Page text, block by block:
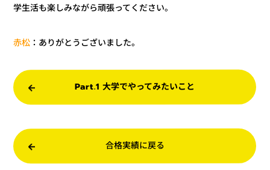
学生活も楽しみながら頑張ってください。
赤松 ：ありがとうございました。
Part.1 大学でやってみたいこと
合格実績に戻る